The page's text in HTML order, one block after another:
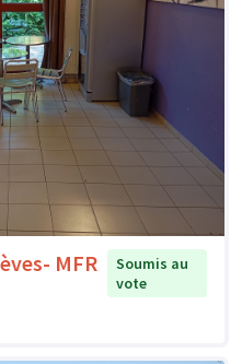
MFR
Soumis au
vote